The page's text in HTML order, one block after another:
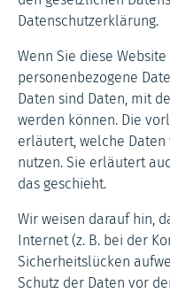
Datenschutzerklärung.
Wenn Sie diese
personenbezogene
Daten sind Daten, mit
werden können. Die
erläutert, welche
nutzen. Sie erläutert
das geschieht.
Wir weisen darauf hin,
Internet (z. B. bei der
Sicherheitslücken
Schutz der Daten vor